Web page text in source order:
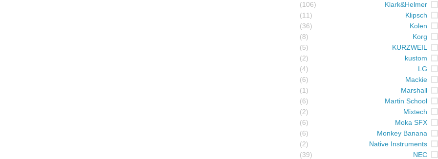
Klark&Helmer
(106)
Klipsch
(11)
Kolen
(36)
Korg
(8)
KURZWEIL
(5)
kustom
(2)
LG
(4)
Mackie
(6)
Marshall
(1)
Martin School
(6)
Mixtech
(2)
Moka SFX
(6)
Monkey Banana
(6)
Native Instruments
(2)
NEC
(39)